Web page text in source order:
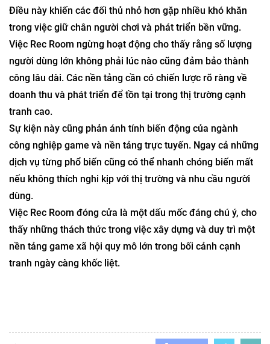
Điều này khiến các đối thủ nhỏ hơn gặp nhiều khó khăn
trong việc giữ chân người chơi và phát triển bền vững.
Việc Rec Room ngừng hoạt động cho thấy rằng số lượng
người dùng lớn không phải lúc nào cũng đảm bảo thành
công lâu dài. Các nền tảng cần có chiến lược rõ ràng về
doanh thu và phát triển để tồn tại trong thị trường cạnh
tranh cao.
Sự kiện này cũng phản ánh tính biến động của ngành
công nghiệp game và nền tảng trực tuyến. Ngay cả những
dịch vụ từng phổ biến cũng có thể nhanh chóng biến mất
nếu không thích nghi kịp với thị trường và nhu cầu người
dùng.
Việc Rec Room đóng cửa là một dấu mốc đáng chú ý, cho
thấy những thách thức trong việc xây dựng và duy trì một
nền tảng game xã hội quy mô lớn trong bối cảnh cạnh
tranh ngày càng khốc liệt.